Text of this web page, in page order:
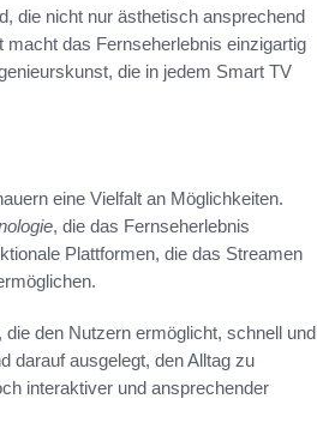
die nicht nur ästhetisch ansprechend
das Fernseherlebnis einzigartig
die in jedem Smart TV
eine Vielfalt an Möglichkeiten.
, die das Fernseherlebnis
Plattformen, die das Streamen
den Nutzern ermöglicht, schnell und
darauf ausgelegt, den Alltag zu
interaktiver und ansprechender